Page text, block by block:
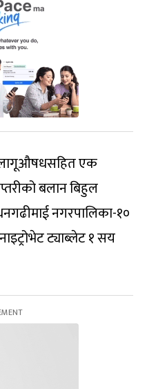
लागूऔषधसहित एक
बलान बिहुल
नगरपालिका-१०
ट्याब्लेट १ सय